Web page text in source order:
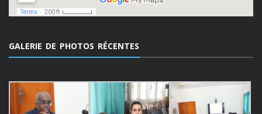
GALERIE DE PHOTOS RÉCENTES